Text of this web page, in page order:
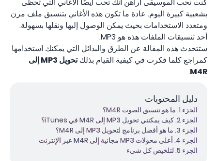
بشعبية كبيرة اليوم. عادة ما تكون هذه الأغاني بتنسيق ملف مرن
ومتعدد الاستخدامات بحيث يمكن الوصول إليها ونقلها بسهولة.
أحد تنسيقات الملفات هذه هو MP3.
ستتحدث هذه المقالة عن الطرق والبدائل التي يمكنك استخدامها
كمراجع كلما فكرت في كيفية القيام بذلك
تحويل MP3 إلى
M4R
.
دليل المحتويات
الجزء 1. ما هو تنسيق الصوت M4R؟
الجزء 2. كيف يمكنني تحويل MP3 إلى M4R في iTunes؟
الجزء 3. ما هو أفضل برنامج لتحويل MP3 إلى M4R؟
الجزء 4. أعلى محولات MP3 مجانية إلى M4R عبر الإنترنت
الجزء 5. لتلخيص كل شيء